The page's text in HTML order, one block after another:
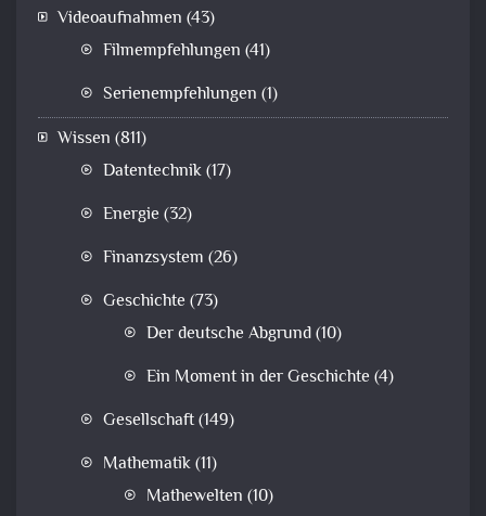
Videoaufnahmen (43)
Filmempfehlungen (41)
Serienempfehlungen (1)
Wissen (811)
Datentechnik(17)
Energie (32)
Finanzsystem (26)
Geschichte (73)
Der deutsche Abgrund(10)
Ein Moment in der Geschichte (4)
Gesellschaft(149)
Mathematik(11)
Mathewelten (10)